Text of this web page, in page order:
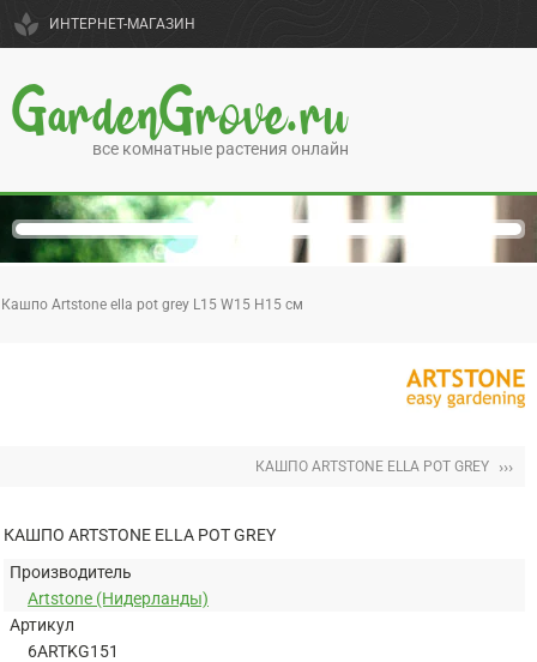
spa ИНТЕРНЕТ-МАГАЗИН
GardenGrove.ru
все комнатные растения онлайн
Кашпо Artstone ella pot grey L15 W15 H15 см
КАШПО ARTSTONE ELLA POT GREY ›››
КАШПО ARTSTONE ELLA POT GREY
Производитель
Artstone (Нидерланды)
Артикул
6ARTKG151